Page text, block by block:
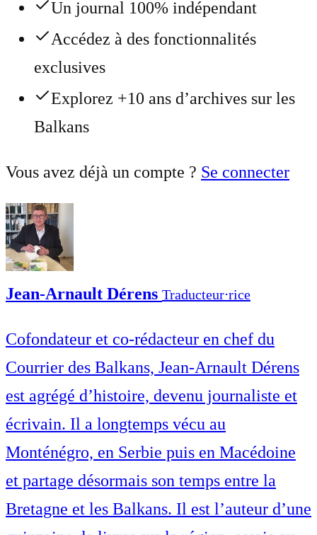
Un journal 100% indépendant
Accédez à des fonctionnalités
exclusives
Explorez +10 ans d’archives sur les
Balkans
Vous avez déjà un compte ? Se connecter
Jean-Arnault Dérens Traducteur⋅rice
Cofondateur et co-rédacteur en chef du
Courrier des Balkans, Jean-Arnault Dérens
est agrégé d’histoire, devenu journaliste et
écrivain. Il a longtemps vécu au
Monténégro, en Serbie puis en Macédoine
et partage désormais son temps entre la
Bretagne et les Balkans. Il est l’auteur d’une